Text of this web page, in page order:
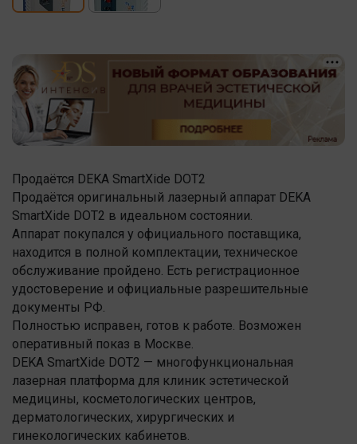
Продаётся DEKA SmartXide DOT2
Продаётся оригинальный лазерный аппарат DEKA
SmartXide DOT2 в идеальном состоянии.
Аппарат покупался у официального поставщика,
находится в полной комплектации, техническое
обслуживание пройдено. Есть регистрационное
удостоверение и официальные разрешительные
документы РФ.
Полностью исправен, готов к работе. Возможен
оперативный показ в Москве.
DEKA SmartXide DOT2 — многофункциональная
лазерная платформа для клиник эстетической
медицины, косметологических центров,
дерматологических, хирургических и
гинекологических кабинетов.